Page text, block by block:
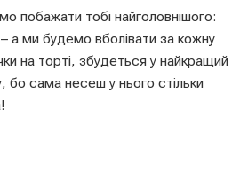
побажати тобі найголовнішого:
а ми будемо вболівати за кожну
на торті, збудеться у найкращий
бо сама несеш у нього стільки